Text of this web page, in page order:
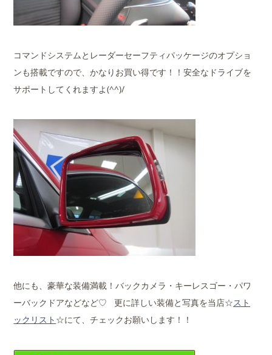
コマンドシステムとレーダーセーフティパッケージのオプショ
ンも搭載ですので、かなりお買い得です！！安全なドライブを
サポートしてくれますよ(^^)/
他にも、豪華な装備満載！バックカメラ・キーレスゴー・パワ
ーバックドアなどなど♡ 更に詳しい装備と写真を当店☆スト
ックリスト ☆にて、チェックお願いします！！